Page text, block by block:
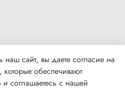
сайт, вы даете согласие на
обеспечивают
и соглашаетесь с нашей